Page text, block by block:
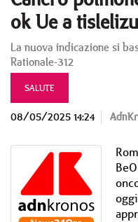
ok Ue a
La nuova indicazione si
Rationale-312
SALUTE
08/05/2025 14:24